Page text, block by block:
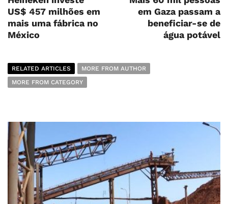
US$ 457 milhões em
mais uma fábrica no
México
em Gaza passam a
beneficiar-se de
água potável
RELATED ARTICLES
MORE FROM AUTHOR
MORE FROM CATEGORY